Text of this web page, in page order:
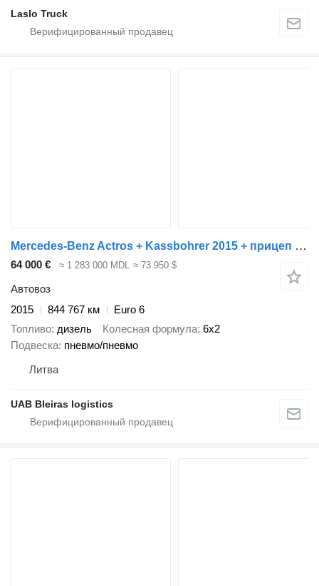
Laslo Truck
Mercedes-Benz Actros + Kassbohrer 2015 + прицеп автовоз
64 000 € ≈ 1 283 000 MDL ≈ 73 950 $
Автовоз
2015
844 767 км
Euro 6
Топливо дизель Колесная формула 6x2
Подвеска пневмо/пневмо
Литва
UAB Bleiras logistics